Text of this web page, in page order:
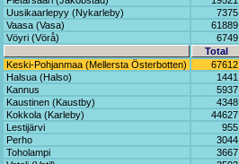
Uusikaarlepyy (Nykarleby)
7375
Vaasa (Vasa)
61889
Vöyri (Vörå)
6749
Total
Keski-Pohjanmaa (Mellersta Österbotten)
67612
Halsua (Halso)
1441
Kannus
5937
Kaustinen (Kaustby)
4348
Kokkola (Karleby)
44627
Lestijärvi
955
Perho
3044
Toholampi
3667